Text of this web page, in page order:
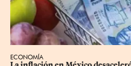
ECONOMÍA